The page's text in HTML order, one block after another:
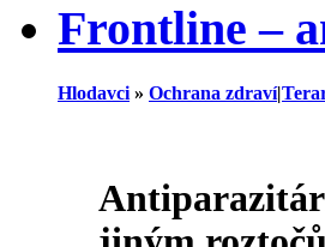
Frontline –
Hlodavci » Ochrana zdraví|